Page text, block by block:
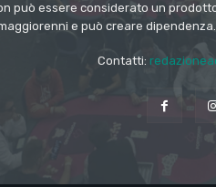
può essere considerato un
e può creare
Contatti: